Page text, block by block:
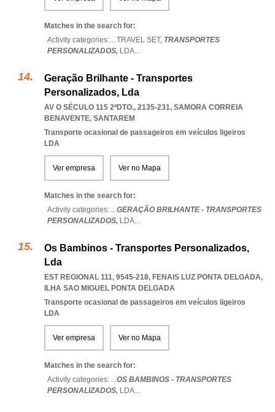
Matches in the search for:
Activity categories: ...TRAVEL SET, TRANSPORTES
PERSONALIZADOS, LDA...
Geração Brilhante - Transportes
Personalizados, Lda
AV O SÉCULO 115 2ºDTO., 2135-231, SAMORA CORREIA
BENAVENTE, SANTAREM
Transporte ocasional de passageiros em veículos ligeiros
LDA
Ver empresa Ver no Mapa
Matches in the search for:
Activity categories: ...GERAÇÃO BRILHANTE - TRANSPORTES
PERSONALIZADOS, LDA...
Os Bambinos - Transportes Personalizados,
Lda
EST REGIONAL 111, 9545-218, FENAIS LUZ PONTA DELGADA,
ILHA SAO MIGUEL PONTA DELGADA
Transporte ocasional de passageiros em veículos ligeiros
LDA
Ver empresa Ver no Mapa
Matches in the search for:
Activity categories: ...OS BAMBINOS - TRANSPORTES
PERSONALIZADOS, LDA...